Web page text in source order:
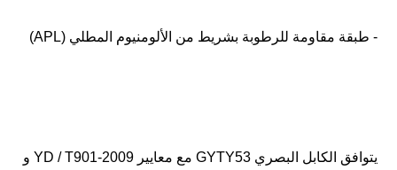
- طبقة مقاومة للرطوبة بشريط من الألومنيوم المطلي (APL)